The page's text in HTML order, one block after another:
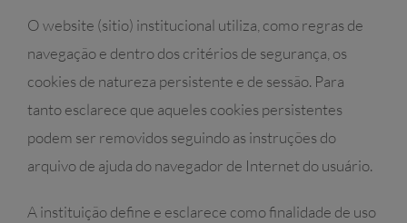
O website (sitio) institucional utiliza, como regras de
navegação e dentro dos critérios de segurança, os
cookies de natureza persistente e de sessão. Para
tanto esclarece que aqueles cookies persistentes
podem ser removidos seguindo as instruções do
arquivo de ajuda do navegador de Internet do usuário.
A instituição define e esclarece como finalidade de uso